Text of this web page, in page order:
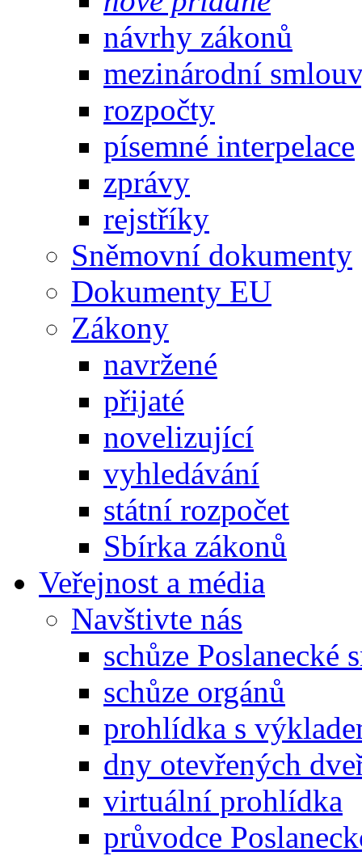
návrhy zákonů
mezinárodní
rozpočty
písemné interpelace
zprávy
rejstříky
Sněmovní dokumenty
Dokumenty EU
Zákony
navržené
přijaté
novelizující
vyhledávání
státní rozpočet
Sbírka zákonů
Veřejnost a média
Navštivte nás
schůze Poslanecké
schůze orgánů
prohlídka s
dny otevřených
virtuální prohlídka
průvodce